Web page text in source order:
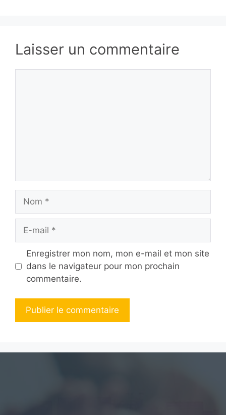
Laisser un commentaire
Nom
Enregistrer mon nom, mon e-mail et mon site
dans le navigateur pour mon prochain
commentaire.